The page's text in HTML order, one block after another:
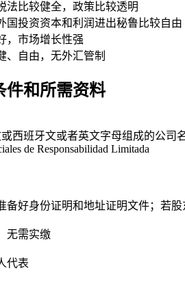
法比较健全，政策比较透明
国投资资本和利润进出秘鲁比较自由
，市场增长性强
、自由，无外汇管制
件和所需资料
西班牙文或者英文字母组成的公司
de Responsabilidad Limitada
备好身份证明和地址证明文件；若
无需实缴
代表